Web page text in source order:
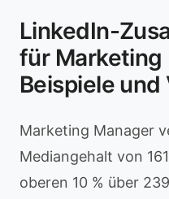
LinkedIn-
für Marketing
Beispiele
Marketing Manager
Mediangehalt von
oberen 10 % über